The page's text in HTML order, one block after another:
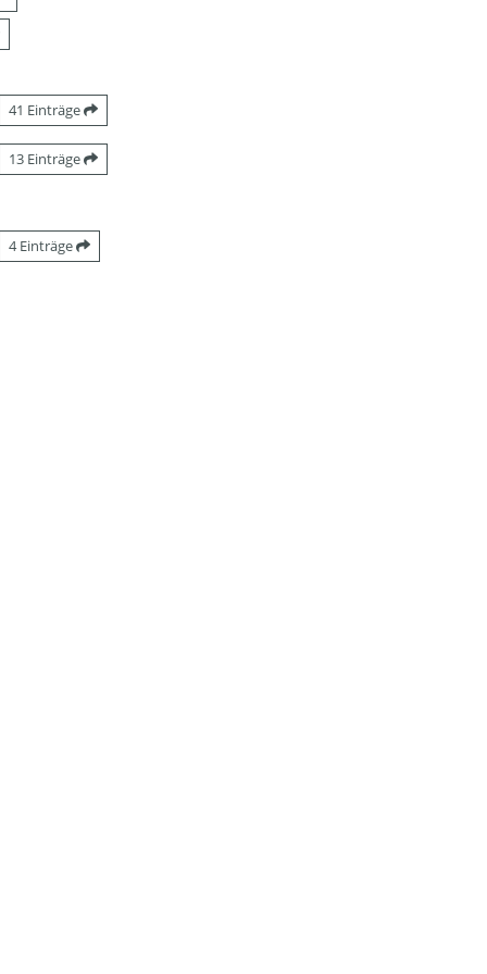
41 Einträge
13 Einträge
4 Einträge